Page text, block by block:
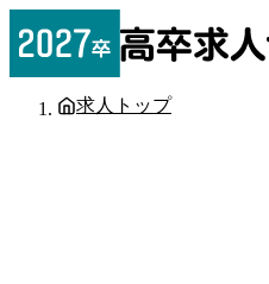
求人トップ